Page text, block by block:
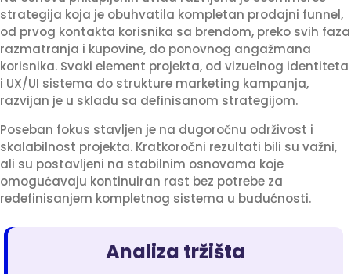
strategija koja je obuhvatila kompletan prodajni funnel,
od prvog kontakta korisnika sa brendom, preko svih faza
razmatranja i kupovine, do ponovnog angažmana
korisnika. Svaki element projekta, od vizuelnog identiteta
i UX/UI sistema do strukture marketing kampanja,
razvijan je u skladu sa definisanom strategijom.
Poseban fokus stavljen je na dugoročnu održivost i
skalabilnost projekta. Kratkoročni rezultati bili su važni,
ali su postavljeni na stabilnim osnovama koje
omogućavaju kontinuiran rast bez potrebe za
redefinisanjem kompletnog sistema u budućnosti.
Analiza tržišta